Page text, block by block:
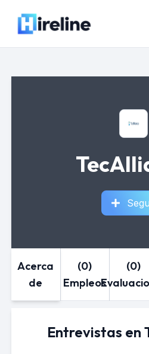
Acerca
de
(0)
Empleos
(0)
Entrevistas en